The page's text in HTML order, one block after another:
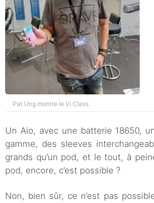
Pat Ung montre le Vi Class.
Un Aio, avec une batterie 18650,
gamme, des sleeves
grands qu’un pod, et le tout, à
pod, encore, c’est possible ?
Non, bien sûr, ce n’est pas